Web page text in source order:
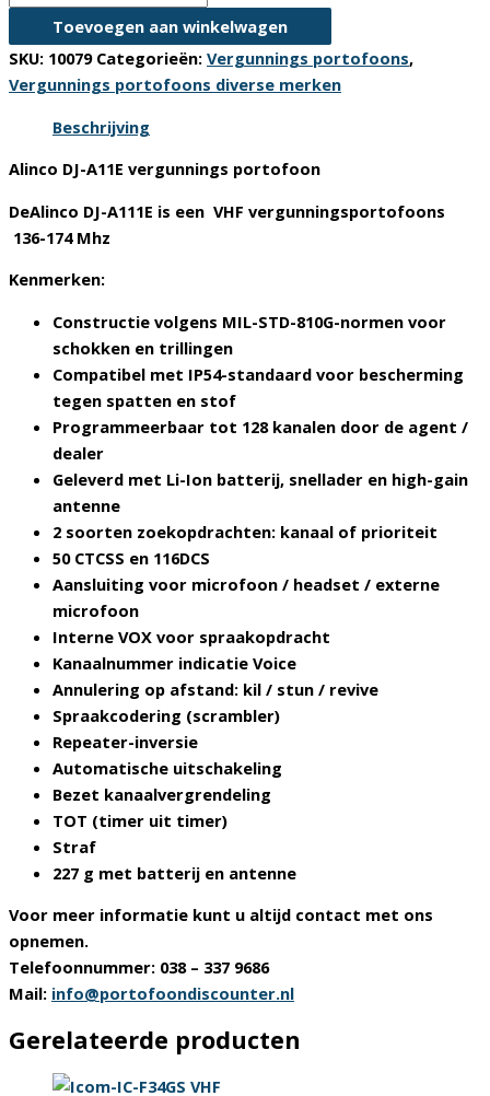
DJ-
A11E
Vergunnings
Portofoon
aantal
Toevoegen aan winkelwagen
SKU: 10079 Categorieën: Vergunnings portofoons,
Vergunnings portofoons diverse merken
Beschrijving
Alinco DJ-A11E vergunnings portofoon
DeAlinco DJ-A111E is een VHF vergunningsportofoons
136-174 Mhz
Kenmerken:
Constructie volgens MIL-STD-810G-normen voor
schokken en trillingen
Compatibel met IP54-standaard voor bescherming
tegen spatten en stof
Programmeerbaar tot 128 kanalen door de agent /
dealer
Geleverd met Li-Ion batterij, snellader en high-gain
antenne
2 soorten zoekopdrachten: kanaal of prioriteit
50 CTCSS en 116DCS
Aansluiting voor microfoon / headset / externe
microfoon
Interne VOX voor spraakopdracht
Kanaalnummer indicatie Voice
Annulering op afstand: kil / stun / revive
Spraakcodering (scrambler)
Repeater-inversie
Automatische uitschakeling
Bezet kanaalvergrendeling
TOT (timer uit timer)
Straf
227 g met batterij en antenne
Voor meer informatie kunt u altijd contact met ons
opnemen.
Telefoonnummer: 038 – 337 9686
Mail: info@portofoondiscounter.nl
Gerelateerde producten